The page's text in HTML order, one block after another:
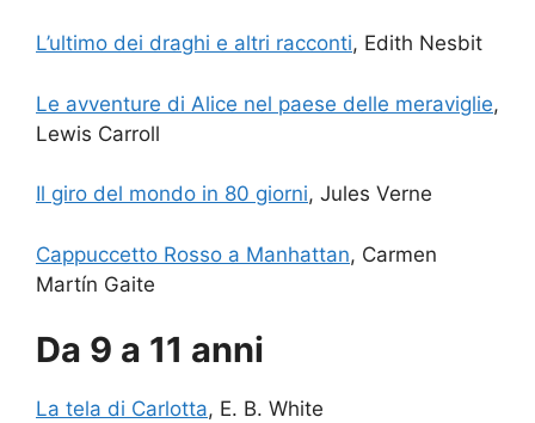
L’ultimo dei draghi e altri racconti, Edith Nesbit
Le avventure di Alice nel paese delle meraviglie,
Lewis Carroll
Il giro del mondo in 80 giorni, Jules Verne
Cappuccetto Rosso a Manhattan, Carmen
Martín Gaite
Da 9 a 11 anni
La tela di Carlotta, E. B. White